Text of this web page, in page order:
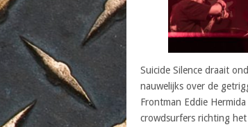
Suicide Silence draait
nauwelijks over de
Frontman Eddie
crowdsurfers richting